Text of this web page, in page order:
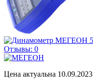
Отзывы: 0
Цена актуальна 10.09.2023